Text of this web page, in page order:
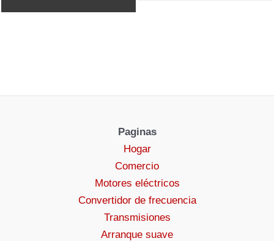
Paginas
Hogar
Comercio
Motores eléctricos
Convertidor de frecuencia
Transmisiones
Arranque suave